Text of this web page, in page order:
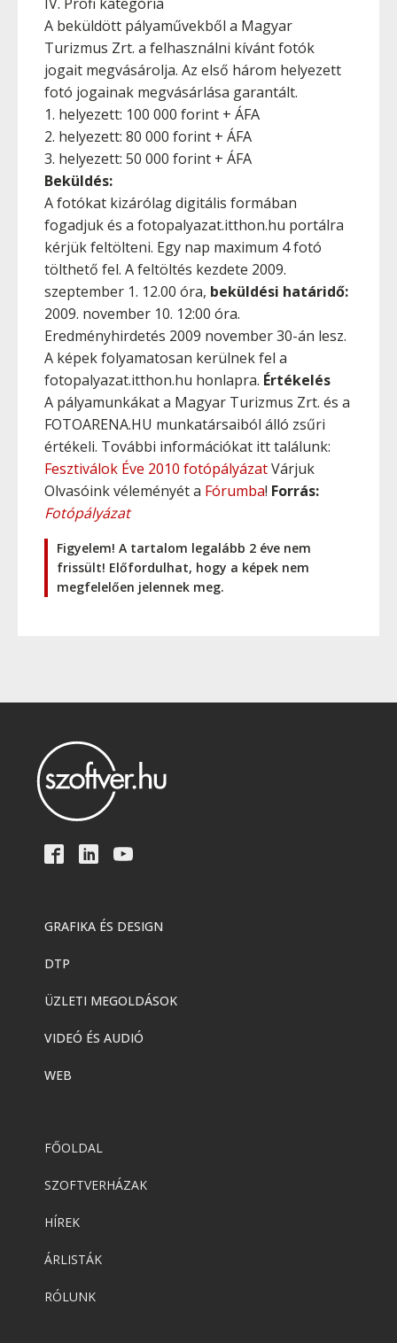
A beküldött pályaművekből a Magyar
Turizmus Zrt. a felhasználni kívánt fotók
jogait megvásárolja. Az első három helyezett
fotó jogainak megvásárlása garantált.
1. helyezett: 100 000 forint + ÁFA
2. helyezett: 80 000 forint + ÁFA
3. helyezett: 50 000 forint + ÁFA
Beküldés:
A fotókat kizárólag digitális formában
fogadjuk és a fotopalyazat.itthon.hu portálra
kérjük feltölteni. Egy nap maximum 4 fotó
tölthető fel. A feltöltés kezdete 2009.
szeptember 1. 12.00 óra, beküldési határidő:
2009. november 10. 12:00 óra.
Eredményhirdetés 2009 november 30-án lesz.
A képek folyamatosan kerülnek fel a
fotopalyazat.itthon.hu honlapra. Értékelés
A pályamunkákat a Magyar Turizmus Zrt. és a
FOTOARENA.HU munkatársaiból álló zsűri
értékeli. További információkat itt találunk:
Fesztiválok Éve 2010 fotópályázatVárjuk
Olvasóink véleményét a Fórumba! Forrás:
Fotópályázat
Figyelem! A tartalom legalább 2 éve nem
frissült! Előfordulhat, hogy a képek nem
megfelelően jelennek meg.
GRAFIKA ÉS DESIGN
DTP
ÜZLETI MEGOLDÁSOK
VIDEÓ ÉS AUDIÓ
WEB
FŐOLDAL
SZOFTVERHÁZAK
HÍREK
ÁRLISTÁK
RÓLUNK